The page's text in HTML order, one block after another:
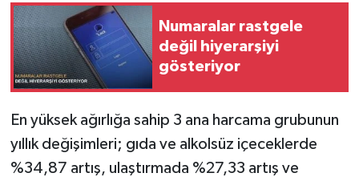
Numaralar rastgele
değil hiyerarşiyi
gösteriyor
En yüksek ağırlığa sahip 3 ana harcama grubunun
yıllık değişimleri; gıda ve alkolsüz içeceklerde
%34,87 artış, ulaştırmada %27,33 artış ve